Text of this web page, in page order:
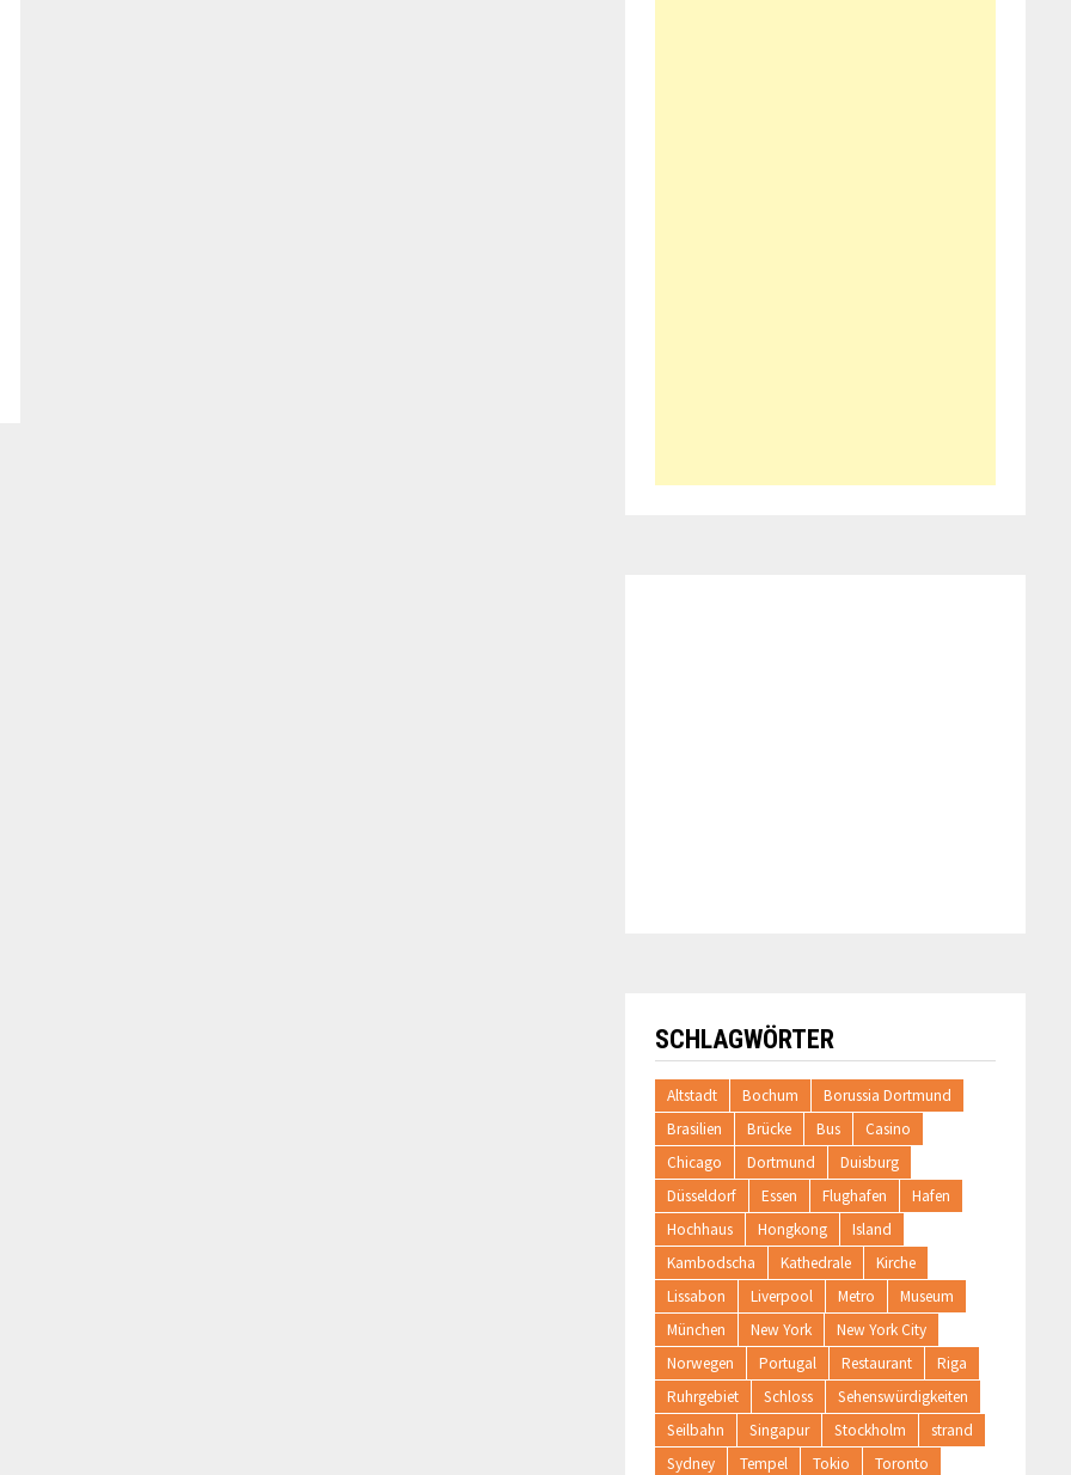
SCHLAGWÖRTER
Altstadt Bochum
Borussia Dortmund
Brasilien
Brücke Bus
Casino
Chicago
Dortmund
Duisburg
Düsseldorf
Essen Flughafen
Hafen
Hochhaus
Hongkong
Island
Kambodscha
Kathedrale
Kirche
Lissabon
Liverpool Metro
Museum
München
New York
New York City
Norwegen
Portugal Restaurant
Riga
Ruhrgebiet
Schloss
Sehenswürdigkeiten
Seilbahn
Singapur Stockholm
strand
Sydney
Tempel Tokio
Toronto